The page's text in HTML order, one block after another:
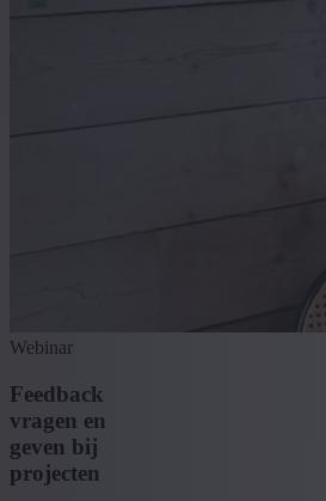
Webinar
Feedback
vragen en
geven bij
projecten